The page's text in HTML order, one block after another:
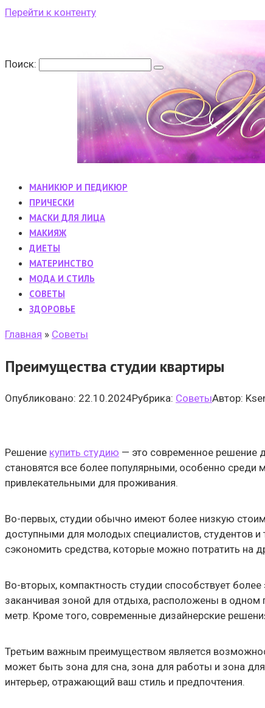
Перейти к контенту
Поиск:
МАНИКЮР И ПЕДИКЮР
ПРИЧЕСКИ
МАСКИ ДЛЯ ЛИЦА
МАКИЯЖ
ДИЕТЫ
МАТЕРИНСТВО
МОДА И СТИЛЬ
CОВЕТЫ
ЗДОРОВЬЕ
Главная » Cоветы
Преимущества студии квартиры
Опубликовано: 22.10.2024Рубрика: CоветыАвтор:
Решение купить студию — это современное решение
становятся все более популярными, особенно
привлекательными для проживания.
Во-первых, студии обычно имеют более низкую
доступными для молодых специалистов, студентов и
сэкономить средства, которые можно потратить на
Во-вторых, компактность студии способствует
заканчивая зоной для отдыха, расположены в
метр. Кроме того, современные дизайнерские
Третьим важным преимуществом является
может быть зона для сна, зона для работы и зона
интерьер, отражающий ваш стиль и предпочтения.